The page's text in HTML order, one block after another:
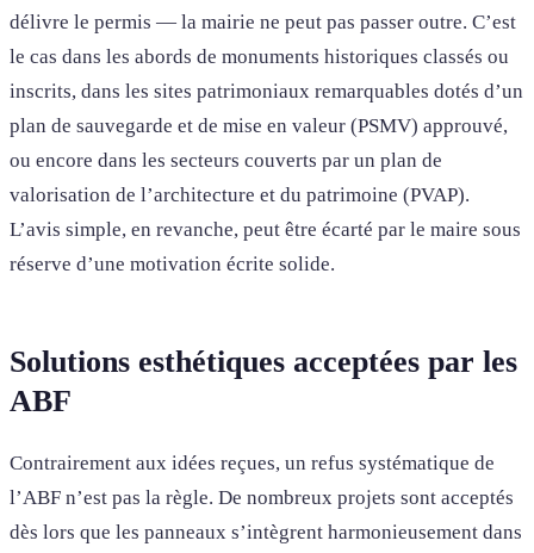
délivre le permis — la mairie ne peut pas passer outre. C’est
le cas dans les abords de monuments historiques classés ou
inscrits, dans les sites patrimoniaux remarquables dotés d’un
plan de sauvegarde et de mise en valeur (PSMV) approuvé,
ou encore dans les secteurs couverts par un plan de
valorisation de l’architecture et du patrimoine (PVAP).
L’avis simple, en revanche, peut être écarté par le maire sous
réserve d’une motivation écrite solide.
Solutions esthétiques acceptées par les
ABF
Contrairement aux idées reçues, un refus systématique de
l’ABF n’est pas la règle. De nombreux projets sont acceptés
dès lors que les panneaux s’intègrent harmonieusement dans